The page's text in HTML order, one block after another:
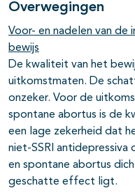
Overwegingen
Voor- en nadelen van
bewijs
De kwaliteit van het
uitkomstmaten. De
onzeker. Voor de
spontane abortus is de
een lage zekerheid dat
niet-SSRI antidepressiva
en spontane abortus
geschatte effect ligt.